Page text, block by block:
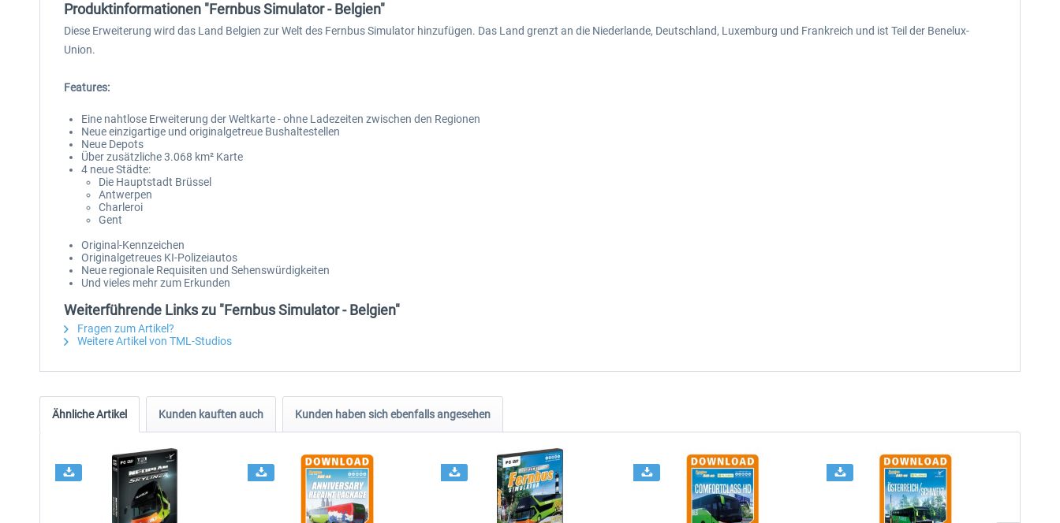
Produktinformationen "Fernbus Simulator - Belgien"
Diese Erweiterung wird das Land Belgien zur Welt des Fernbus Simulator hinzufügen. Das Land grenzt an die Niederlande, Deutschland, Luxemburg und Frankreich und ist Teil der Benelux-
Union.
Features:
Eine nahtlose Erweiterung der Weltkarte - ohne Ladezeiten zwischen den Regionen
Neue einzigartige und originalgetreue Bushaltestellen
Neue Depots
Über zusätzliche 3.068 km² Karte
4 neue Städte:
Die Hauptstadt Brüssel
Antwerpen
Charleroi
Gent
Original-Kennzeichen
Originalgetreues KI-Polizeiautos
Neue regionale Requisiten und Sehenswürdigkeiten
Und vieles mehr zum Erkunden
Weiterführende Links zu "Fernbus Simulator - Belgien"
Fragen zum Artikel?
Weitere Artikel von TML-Studios
Ähnliche Artikel Kunden kauften auch Kunden haben sich ebenfalls angesehen